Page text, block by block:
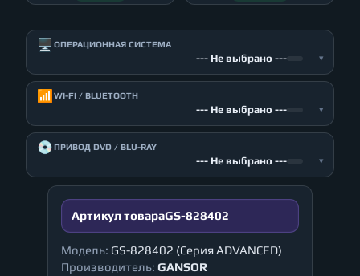
🖥️ ОПЕРАЦИОННАЯ СИСТЕМА
--- Не выбрано --- ▾
📶 WI-FI / BLUETOOTH
--- Не выбрано --- ▾
💿ПРИВОД DVD / BLU-RAY
--- Не выбрано --- ▾
Артикул товараGS-828402
Модель: GS-828402 (Серия ADVANCED)
Производитель: GANSOR